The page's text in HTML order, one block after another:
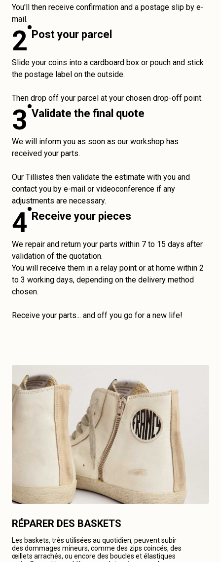
You'll then receive confirmation and a postage slip by e-
mail.
2 Post your parcel
Slide your coins into a cardboard box or pouch and stick
the postage label on the outside.
Then drop off your parcel at your chosen drop-off point.
3 Validate the final quote
We will inform you as soon as our workshop has
received your parts.
Our Tillistes then validate the estimate with you and
contact you by e-mail or videoconference if any
adjustments are necessary.
4 Receive your pieces
We repair and return your parts within 7 to 15 days after
validation of the quotation.
You will receive them in a relay point or at home within 2
to 3 working days, depending on the delivery method
chosen.
Receive your parts... and off you go for a new life!
RÉPARER DES BASKETS
Les baskets, très utilisées au quotidien, peuvent subir
des dommages mineurs, comme des zips coincés, des
œillets arrachés, ou encore des boucles et élastiques